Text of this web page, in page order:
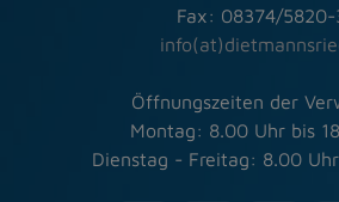
Fax: 08374/
Öffnungszeiten der
Montag: 8.00 Uhr bis
Dienstag - Freitag: 8.00